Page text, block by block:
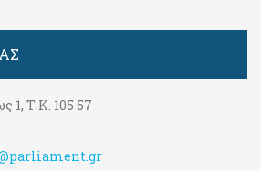
1, Τ.Κ. 105 57